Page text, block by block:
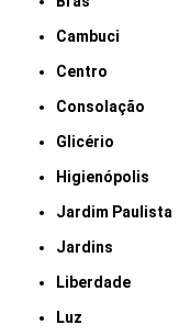
Cambuci
Centro
Consolação
Glicério
Higienópolis
Jardim Paulista
Jardins
Liberdade
Luz